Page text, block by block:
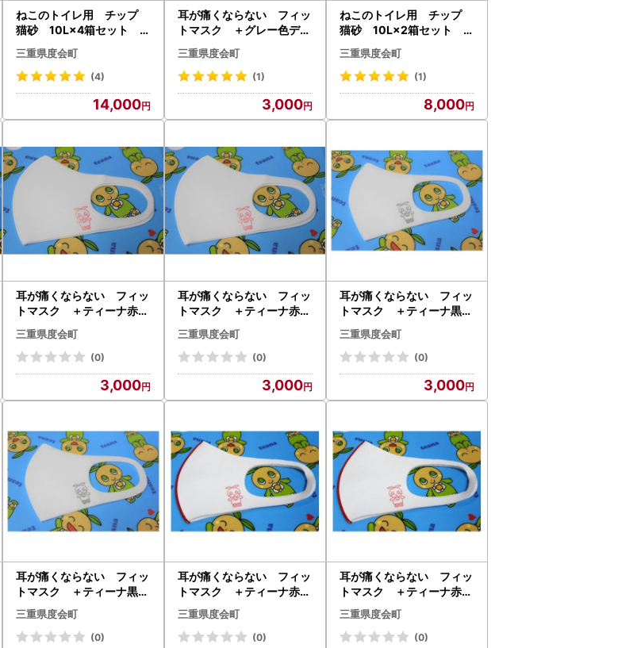
ねこのトイレ用 チップ
猫砂 10L×4箱セット ／
世古林業 ペレット 国産
檜 桧 ひのき 三重県
度会町 伊勢志摩
三重県度会町
(4)
14,000
耳が痛くならない フィッ
トマスク ＋グレー色デニ
ム柄 Lサイズ 2枚セッ
ト／ネイション産業 三重
県 度会町 伊勢志摩
三重県度会町
(1)
3,000
ねこのトイレ用 チップ
猫砂 10L×2箱セット ／
世古林業 ペレット 国産
檜 桧 ひのき 三重県
度会町 伊勢志摩
三重県度会町
(1)
8,000
耳が痛くならない フィッ
トマスク ＋ティーナ赤色
Mサイズ 2枚セット／
ネイション産業 三重県
度会町 伊勢志摩
三重県度会町
(0)
3,000
耳が痛くならない フィッ
トマスク ＋ティーナ赤色
Lサイズ 2枚セット／
ネイション産業 三重県
度会町 伊勢志摩
三重県度会町
(0)
3,000
耳が痛くならない フィッ
トマスク ＋ティーナ黒色
Sサイズ 2枚セット／
ネイション産業 三重県
度会町 伊勢志摩
三重県度会町
(0)
3,000
耳が痛くならない フィッ
トマスク ＋ティーナ黒色
Lサイズ 2枚セット／
ネイション産業 三重県
度会町 伊勢志摩
三重県度会町
(0)
耳が痛くならない フィッ
トマスク ＋ティーナ赤色
ライン入り Sサイズ 2
枚セット／ネイション産業
三重県 度会町 伊勢志
三重県度会町
(0)
耳が痛くならない フィッ
トマスク ＋ティーナ赤色
ライン入り Mサイズ 2
枚セット／ネイション産業
三重県 度会町 伊勢志
三重県度会町
(0)